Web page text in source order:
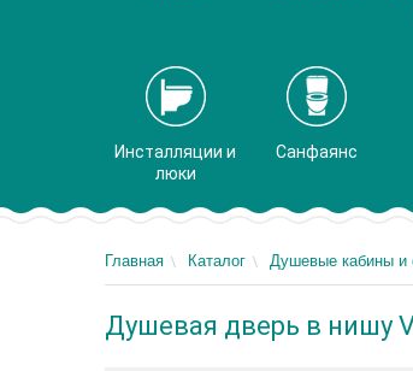
Инсталляции и
люки
Санфаянс
Главная Каталог Душевые кабины и
Душевая дверь в нишу